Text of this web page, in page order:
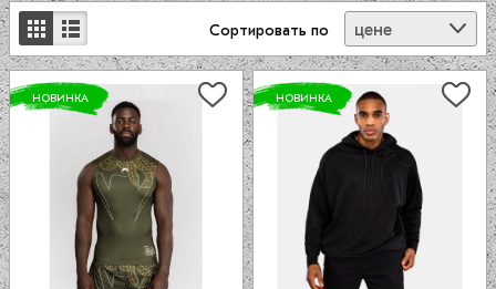
Сортировать по цене
НОВИНКА НОВИНКА